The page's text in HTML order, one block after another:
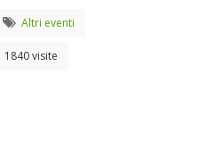
Altri eventi
1840 visite